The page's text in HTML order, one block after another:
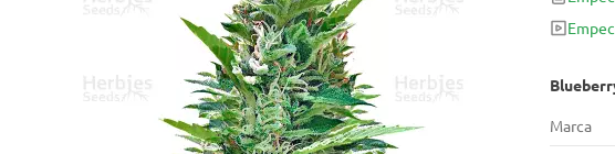
Marca
azules,